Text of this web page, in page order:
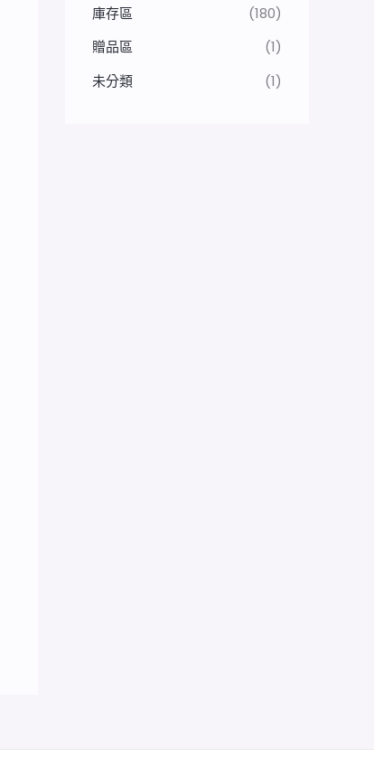
庫存區
(180)
贈品區
(1)
未分類
(1)